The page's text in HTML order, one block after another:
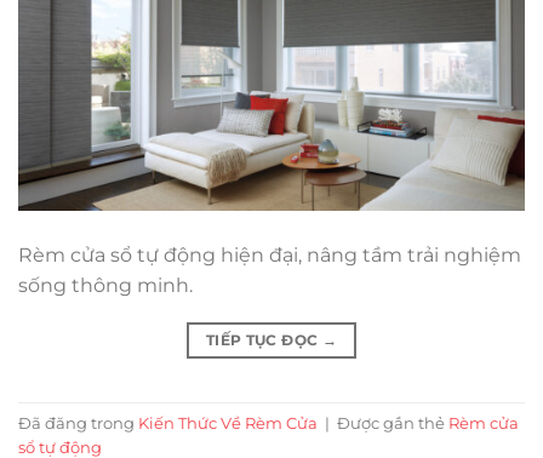
Rèm cửa sổ tự động hiện đại, nâng tầm trải nghiệm
sống thông minh.
TIẾP TỤC ĐỌC →
Đã đăng trong Kiến Thức Về Rèm Cửa | Được gắn thẻ Rèm cửa
sổ tự động